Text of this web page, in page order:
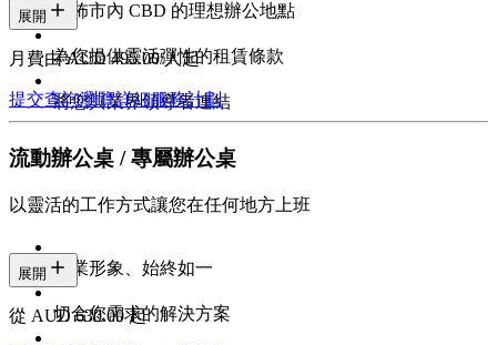
遍佈市內 CBD 的理想辦公地點
為您提供靈活彈性的租賃條款
將您與業界領導者連結
展開
月費由 AUD 495.00/人起
提交查詢瀏覽詳細服務計劃
流動辦公桌 / 專屬辦公桌
以靈活的工作方式讓您在任何地方上班
專業形象、始終如一
切合您需求的解決方案
展開
從 AUD 630.00 起